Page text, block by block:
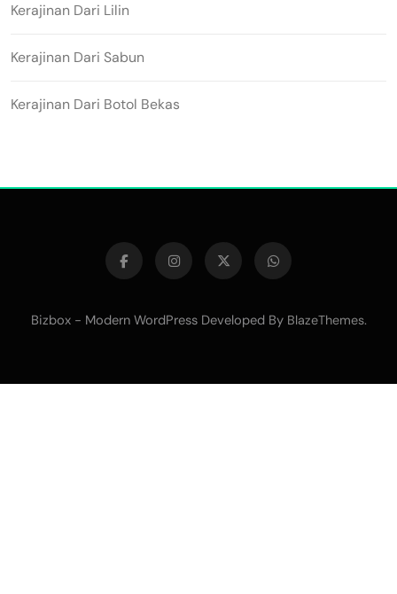
Kerajinan Dari Lilin
Kerajinan Dari Sabun
Kerajinan Dari Botol Bekas
Bizbox - Modern WordPress Developed By BlazeThemes.